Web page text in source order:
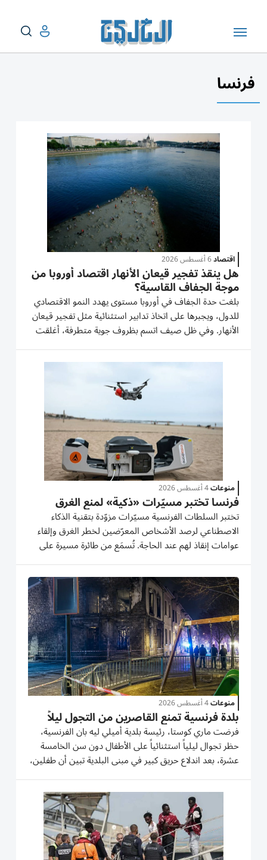
فرنسا
اقتصاد6 أغسطس 2026
هل ينقذ تفجير قيعان الأنهار اقتصاد أوروبا من
موجة الجفاف القاسية؟
بلغت حدة الجفاف في أوروبا مستوى يهدد النمو الاقتصادي
للدول، ويجبرها على اتخاذ تدابير استثنائية مثل تفجير قيعان
الأنهار. وفي ظل صيف اتسم بظروف جوية متطرفة، أغلقت
رومانيا مؤخراً - وللمرة الأولى - مفاعلها النووي الوحيد العامل
الذي يعتمد على مياه نهر الدانوب للتبريد؛ بل إن...
منوعات4 أغسطس 2026
فرنسا تختبر مسيّرات «ذكية» لمنع الغرق
تختبر السلطات الفرنسية مسيّرات مزوّدة بتقنية الذكاء
الاصطناعي لرصد الأشخاص المعرّضين لخطر الغرق وإلقاء
عوامات إنقاذ لهم عند الحاجة. تُسمَع من طائرة مسيرة على
بُعد خطوات من شاطئ فالراس بلاج في جنوب فرنسا عبارة
«إذا كنتم في خطر، فسنُلقي لكم عوامة إنقاذ». وخلال شهرين
ونصف...
منوعات4 أغسطس 2026
بلدة فرنسية تمنع القاصرين من التجول ليلاً
فرضت ماري كوستا، رئيسة بلدية أميلي ليه بان الفرنسية،
حظر تجوال ليلياً استثنائياً على الأطفال دون سن الخامسة
عشرة، بعد اندلاع حريق كبير في مبنى البلدية تبين أن طفلين،
يبلغان من العمر 10 و13 عاماً، يقفان وراءه. وبموجب القرار،
يمنع القاصرون من التواجد بمفردهم في الشوارع بين...